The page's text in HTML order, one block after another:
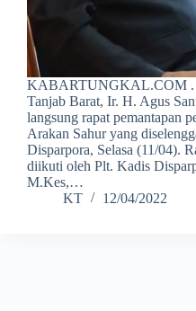
KABARTUNGKAL.COM .
Tanjab Barat, Ir. H. Agus
langsung rapat pemantapan
Arakan Sahur yang
Disparpora, Selasa (11/04).
diikuti oleh Plt. Kadis
M.Kes,…
KT
12/04/2022